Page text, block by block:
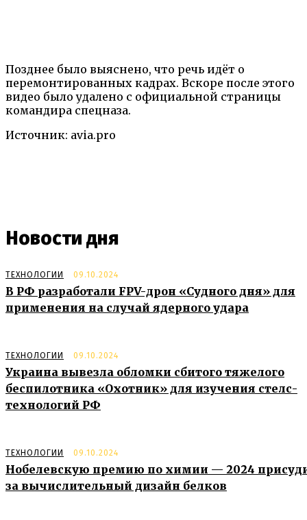
Позднее было выяснено, что речь идёт о
перемонтированных кадрах. Вскоре после этого
видео было удалено с официальной страницы
командира спецназа.
Источник: avia.pro
Новости дня
ТЕХНОЛОГИИ 09.10.2024
В РФ разработали FPV-дрон «Судного дня» для
применения на случай ядерного удара
ТЕХНОЛОГИИ 09.10.2024
Украина вывезла обломки сбитого тяжелого
беспилотника «Охотник» для изучения стелс-
технологий РФ
ТЕХНОЛОГИИ 09.10.2024
Нобелевскую премию по химии — 2024
за вычислительный дизайн белков